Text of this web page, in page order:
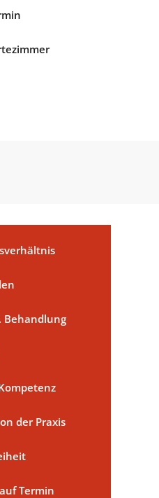
Behandlung
der Praxis
Termin